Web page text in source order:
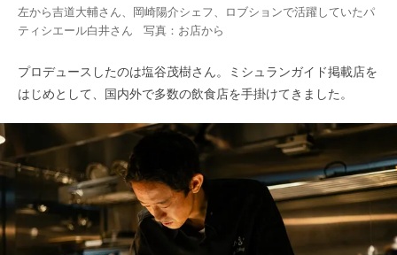
左から吉道大輔さん、岡崎陽介シェフ、ロブションで活躍していたパ
ティシエール白井さん 写真：お店から
プロデュースしたのは塩谷茂樹さん。ミシュランガイド掲載店を
はじめとして、国内外で多数の飲食店を手掛けてきました。